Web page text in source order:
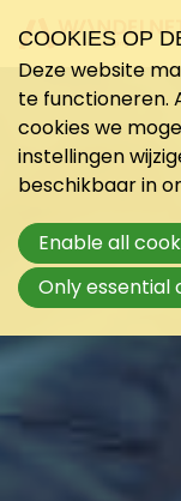
COOKIES OP
Deze website
te functioneren.
cookies we
instellingen
beschikbaar in
Enable all
Only essential